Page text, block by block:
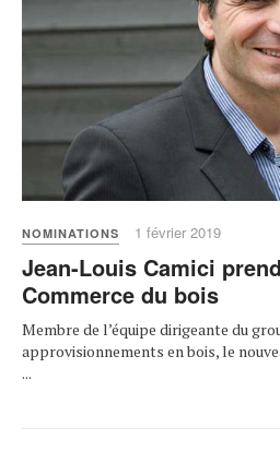
NOMINATIONS 1 février 2019
Jean-Louis Camici
Commerce du bois
Membre de l’équipe dirigeante du
approvisionnements en bois, le
...